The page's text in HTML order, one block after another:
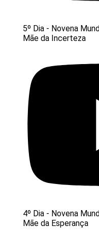
5º Dia - Novena
Mãe da Incerteza
4º Dia - Novena
Mãe da Esperança